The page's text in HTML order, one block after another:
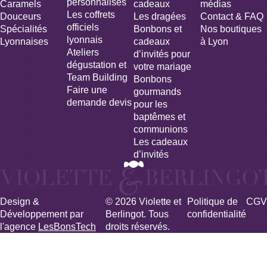
Caramels
Douceurs
Spécialités
Lyonnaises
personnalisés
Les coffrets
officiels
lyonnais
Ateliers
dégustation et
Team Building
Faire une
demande devis
cadeaux
Les dragées
Bonbons et
cadeaux
d’invités pour
votre mariage​
Bonbons
gourmands
pour les
baptêmes et
communions
Les cadeaux
d’invités
médias
Contact & FAQ
Nos boutiques
à Lyon
Design &
Développement par
l'agence LesBonsTech
© 2026 Violette et
Berlingot. Tous
droits réservés.
Politique de
confidentialité
CGV